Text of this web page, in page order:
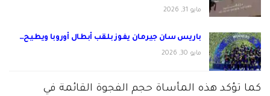
مايو 31, 2026
باريس سان جيرمان يفوز بلقب أبطال أوروبا ويطيح…
مايو 30, 2026
كما تؤكد هذه المأساة حجم الفجوة القائمة في